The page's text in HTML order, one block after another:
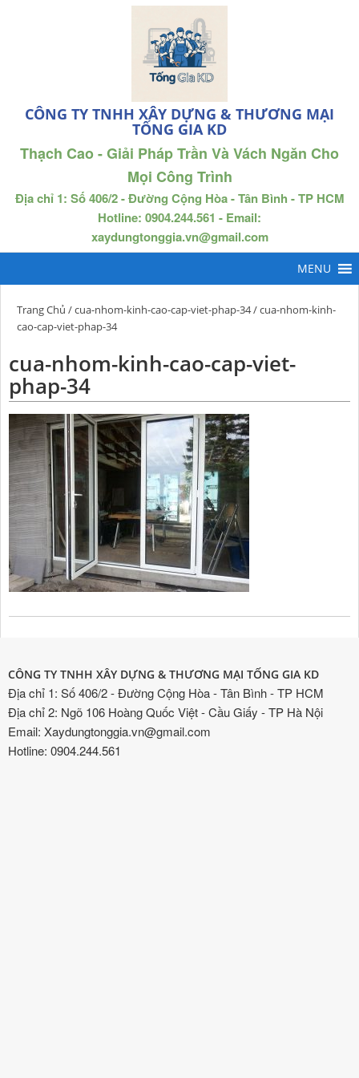
CÔNG TY TNHH XÂY DỰNG & THƯƠNG MẠI
TỐNG GIA KD
Thạch Cao - Giải Pháp Trần Và Vách Ngăn Cho
Mọi Công Trình
Địa chỉ 1: Số 406/2 - Đường Cộng Hòa - Tân Bình - TP HCM
Hotline: 0904.244.561 - Email:
xaydungtonggia.vn@gmail.com
Trang Chủ /cua-nhom-kinh-cao-cap-viet-phap-34/ cua-nhom-kinh-
cao-cap-viet-phap-34
cua-nhom-kinh-cao-cap-viet-
phap-34
CÔNG TY TNHH XÂY DỰNG & THƯƠNG MẠI TỐNG GIA KD
Địa chỉ 1: Số 406/2 - Đường Cộng Hòa - Tân Bình - TP HCM
Địa chỉ 2: Ngõ 106 Hoàng Quốc Việt - Cầu Giấy - TP Hà Nội
Email: Xaydungtonggia.vn@gmail.com
Hotline: 0904.244.561